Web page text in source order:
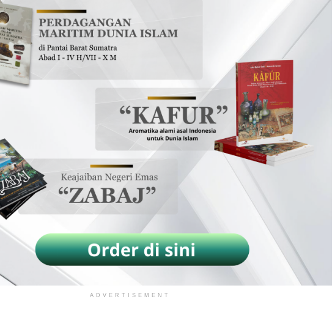
ADVERTISEMENT